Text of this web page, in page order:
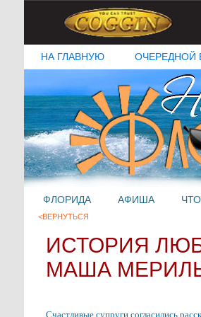
НА ГЛАВНУЮ ОЧЕРЕДНОЙ
ФЛОРИДА АФИША
<ВЕРНУТЬСЯ
ИСТОРИЯ
МАША
Счастливые супруги согласились